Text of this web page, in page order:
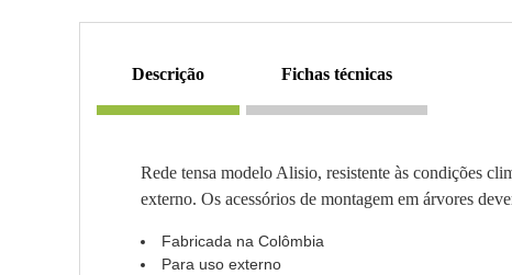
descrição fichas técnicas
Rede tensa modelo Alisio, resistente às condições
externo. Os acessórios de montagem em árvores
Fabricada na Colômbia
Para uso externo